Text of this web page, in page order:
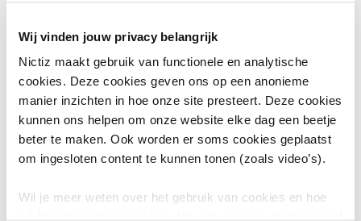
Wij vinden jouw privacy belangrijk
Nictiz maakt gebruik van functionele en analytische
cookies. Deze cookies geven ons op een anonieme
manier inzichten in hoe onze site presteert. Deze cookies
kunnen ons helpen om onze website elke dag een beetje
beter te maken. Ook worden er soms cookies geplaatst
om ingesloten content te kunnen tonen (zoals video’s).
Wil je meer weten over het gebruik van cookies en hoe